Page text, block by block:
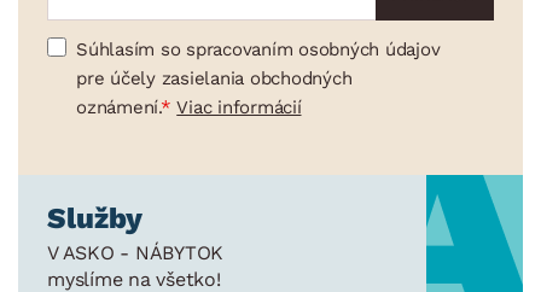
Súhlasím so spracovaním osobných údajov
pre účely zasielania obchodných
oznámení.
Viac informácií
Služby
V ASKO - NÁBYTOK
myslíme na všetko!